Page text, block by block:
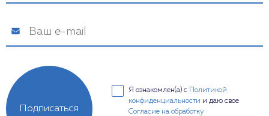
Я ознакомлен(а) с
Политикой
конфиденциальности и даю свое
Согласие на обработку
Подписаться